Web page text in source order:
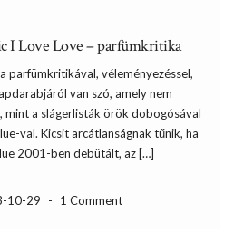
I Love Love – parfümkritika
parfümkritikával, véleményezéssel,
van szó, amely nem
mint a slágerlisták örök dobogósával
val. Kicsit arcátlanságnak tűnik, ha
2001-ben debütált, az […]
10-29 - 1 Comment